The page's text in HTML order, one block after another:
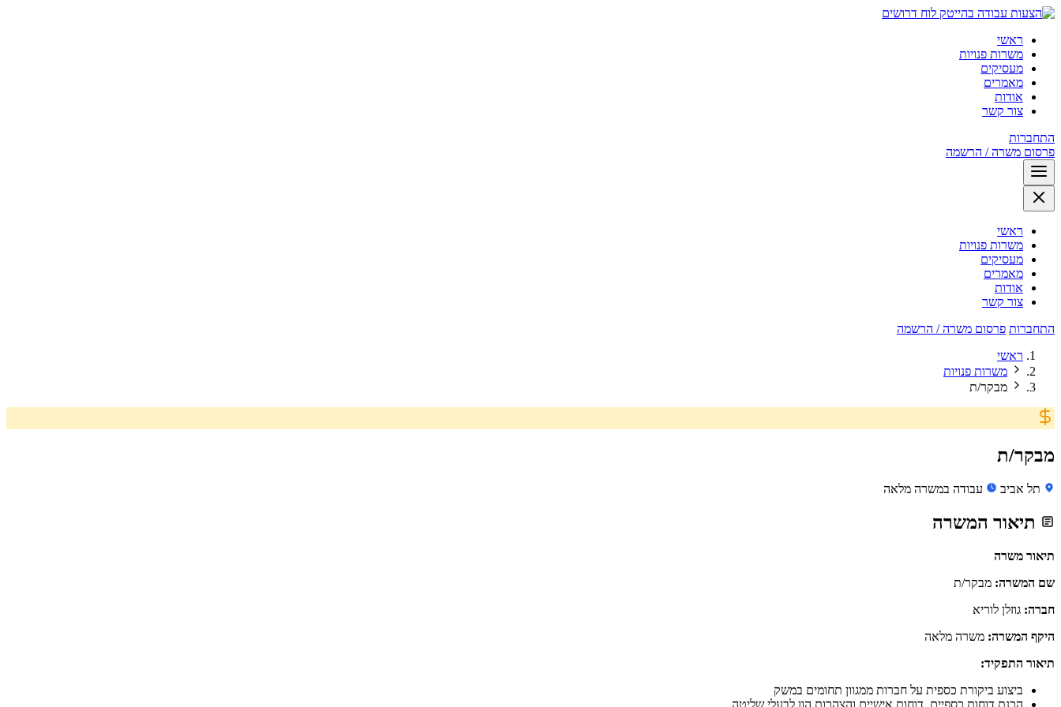
לוח דרושים
ראשי
משרות פנויות
מעסיקים
מאמרים
אודות
צור קשר
התחברות
פרסום משרה / הרשמה
ראשי
משרות פנויות
מעסיקים
מאמרים
אודות
צור קשר
התחברות פרסום משרה / הרשמה
ראשי
משרות פנויות
מבקר/ת
מבקר/ת
תל אביב עבודה במשרה מלאה
תיאור המשרה
תיאור משרה
שם המשרה: מבקר/ת
חברה: גוזלן לוריא
היקף המשרה: משרה מלאה
תיאור התפקיד:
ביצוע ביקורת כספית על חברות ממגוון תחומים במשק
הכנת דוחות כספיים, דוחות אישיים והצהרות הון לבעלי שליטה